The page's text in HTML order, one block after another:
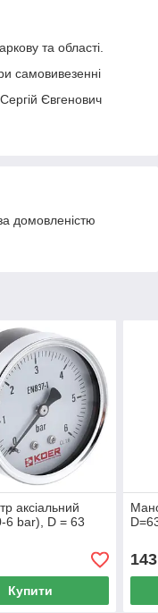
та області.
самовивезенні
Євгенович
домовленістю
аксіальний
6 bar), D = 63
Купити
143